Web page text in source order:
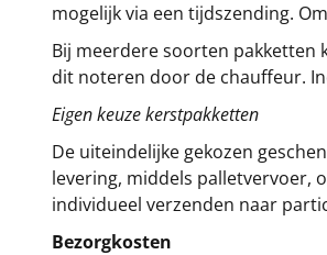
mogelijk via een tijdszending.
Bij meerdere soorten pakketten
dit noteren door de chauffeur.
Eigen keuze kerstpakketten
De uiteindelijke gekozen
levering, middels palletvervoer,
individueel verzenden naar
Bezorgkosten